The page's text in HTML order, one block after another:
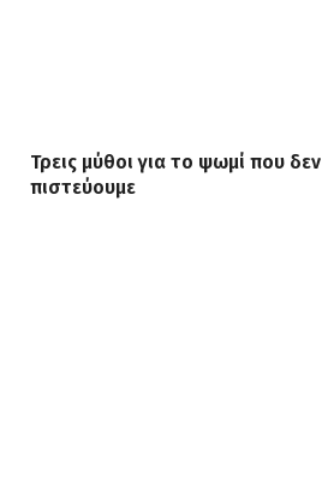
Τρεις μύθοι για το ψωμί που
πιστεύουμε